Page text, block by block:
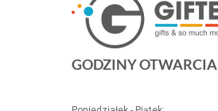
GODZINY OTWARCIA